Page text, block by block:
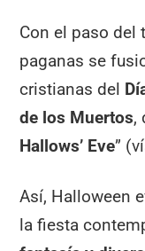
Con el paso del
paganas se
cristianas del
de los Muertos,
Hallows’ Eve”
Así, Halloween
la fiesta